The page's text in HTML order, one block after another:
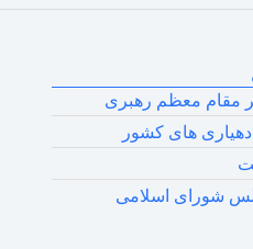
مقام معظم رهبری
های کشور
شورای اسلامی